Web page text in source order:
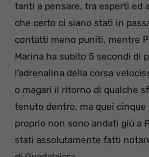
tanti a pensare, tra esperti ed
che certo ci siano stati in
contatti meno puniti, mentre
Marina ha subito 5 secondi di
l’adrenalina della corsa
o magari il ritorno di qualche
tenuto dentro, ma quei cinque
proprio non sono andati giù a
stati assolutamente fatti